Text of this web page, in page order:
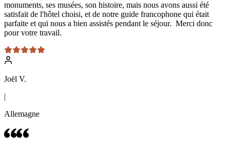
monuments, ses musées, son histoire, mais nous avons aussi été
satisfait de l'hôtel choisi, et de notre guide francophone qui était
parfaite et qui nous a bien assistés pendant le séjour. Merci donc
pour votre travail.
Joël V.
|
Allemagne